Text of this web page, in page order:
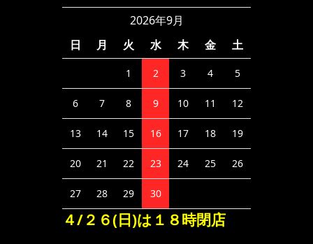
2026年9月
日
月 火 水 木 金 土
1 2 3 4 5
6 7 8 9 10 11 12
13 14 15 16 17 18 19
20 21 22 23 24 25 26
27 28 29 30
４/２６(日)は１８時閉店